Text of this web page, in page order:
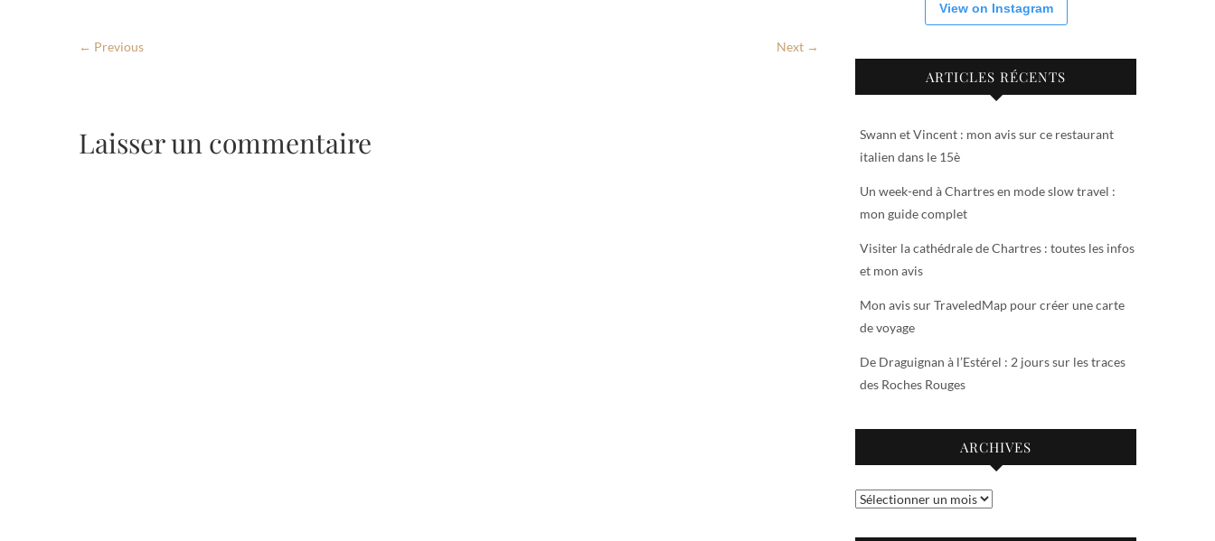
← Previous Next →
Laisser un commentaire
View on Instagram
ARTICLES RÉCENTS
Swann et Vincent : mon avis sur ce restaurant
italien dans le 15è
Un week-end à Chartres en mode slow travel :
mon guide complet
Visiter la cathédrale de Chartres : toutes les infos
et mon avis
Mon avis sur TraveledMap pour créer une carte
de voyage
De Draguignan à l’Estérel : 2 jours sur les traces
des Roches Rouges
ARCHIVES
Archives